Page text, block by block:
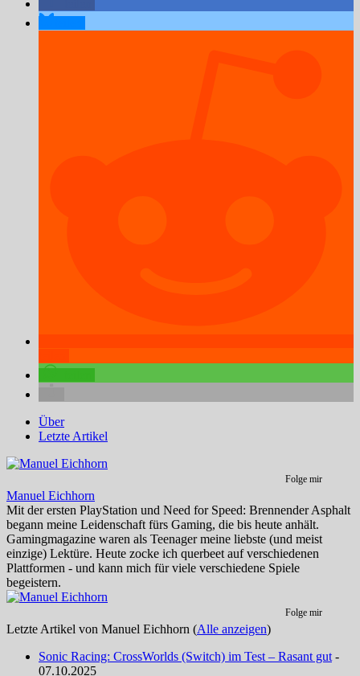
Über
Letzte Artikel
Folge mir
Manuel Eichhorn
Mit der ersten PlayStation und Need for Speed: Brennender Asphalt
begann meine Leidenschaft fürs Gaming, die bis heute anhält.
Gamingmagazine waren als Teenager meine liebste (und meist
einzige) Lektüre. Heute zocke ich querbeet auf verschiedenen
Plattformen - und kann mich für viele verschiedene Spiele
begeistern.
Folge mir
Letzte Artikel von Manuel Eichhorn (Alle anzeigen)
Sonic Racing: CrossWorlds (Switch) im Test – Rasant gut -
07.10.2025